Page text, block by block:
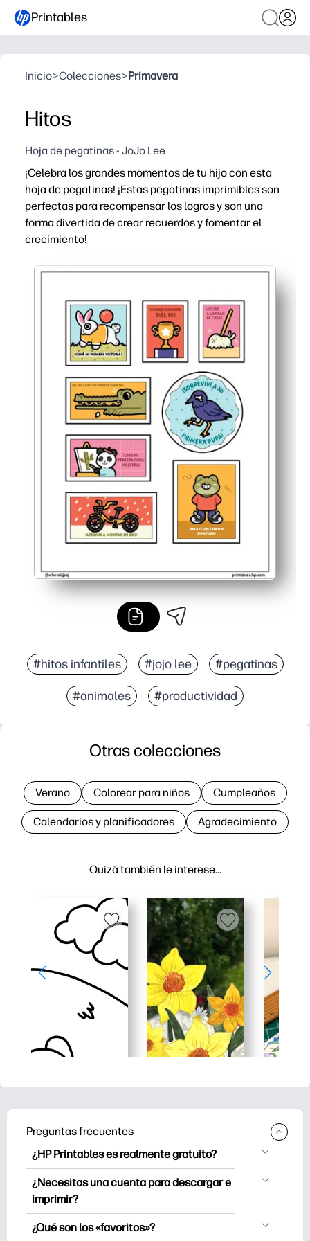
Printables
Inicio>Colecciones>Primavera
Hitos
Hoja de pegatinas - JoJo Lee
¡Celebra los grandes momentos de tu hijo con esta
hoja de pegatinas! ¡Estas pegatinas imprimibles son
perfectas para recompensar los logros y son una
forma divertida de crear recuerdos y fomentar el
crecimiento!
#hitos infantiles #jojo lee #pegatinas
#animales #productividad
Quizá también le interese…
Otras colecciones
Verano Colorear para niños Cumpleaños
Calendarios y planificadores Agradecimiento
Preguntas frecuentes
¿HP Printables es realmente gratuito?
HP Printables ofrece más de 2500
imprimibles gratuitos para descargar e
imprimir. Explore páginas para colorear
populares, divertidas hojas de trabajo de
¿Necesitas una cuenta para descargar e
imprimir?
Puede explorar e imprimir sin crear una
cuenta. Sin embargo, iniciar sesión te
¿Qué son los «favoritos»?